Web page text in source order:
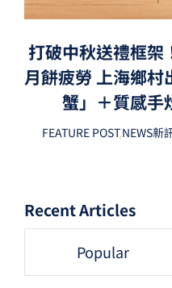
打破中秋送禮框架
月餅疲勞 上海鄉村
蟹」＋質感手
FEATURE POST,NEWS新
Recent Articles
Popular